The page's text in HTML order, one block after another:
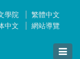
學院
繁體中文
中文 網站導覽
Toggle